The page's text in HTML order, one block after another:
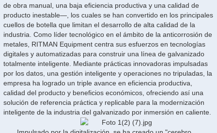
de obra manual, una baja eficiencia productiva y una calidad de
producto inestable—, los cuales se han convertido en los principales
cuellos de botella que limitan el desarrollo de alta calidad de la
industria. Como líder tecnológico en el ámbito de la anticorrosión de
metales, RITMAN Equipment centra sus esfuerzos en tecnologías
digitales y automatizadas para construir una línea de galvanizado
totalmente inteligente. Mediante prácticas innovadoras impulsadas
por los datos, una gestión inteligente y operaciones no tripuladas, la
empresa ha logrado un triple avance en eficiencia productiva,
calidad del producto y beneficios económicos, ofreciendo así una
solución de referencia práctica y replicable para la modernización
inteligente de la industria del galvanizado por inmersión en caliente.